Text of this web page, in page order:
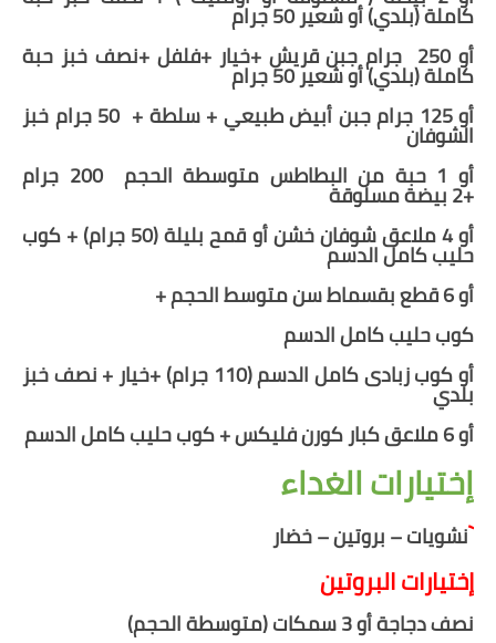
كاملة(بلدي)أو شعير50جرام
أو 250 جرام جبن قريش +
خيار +فلفل+نصف خبز حبة
كاملة(بلدي)أو شعير50جرام
أو 125 جرام جبن أبيض طبيعي + سلطة + 50 جرام خبز
الشوفان
أو 1 حبة من ال بطاطس متوسطة الحجم 200 جرام
+
2بيضة مسلوقة
أو 4 ملاعق شوفان خشن
أو قمح بليلة (50 جرام) + كوب
حليبكامل الدسم
أو6قطع بقسماط سن متوسط الحجم +
كوب حليبكامل الدسم
أو كوب زبادى كامل الدسم (110 جرام) +خيار
+ نصف خبز
بلدي
أو6ملاعق كبار كورن فليكس + كوب حليبكامل الدسم
إختيارات الغداء
`نشويات – بروتين – خضار
إختيارات البروتين
نصف دجاجة أو 3 سمكات (متوسطة الحجم)